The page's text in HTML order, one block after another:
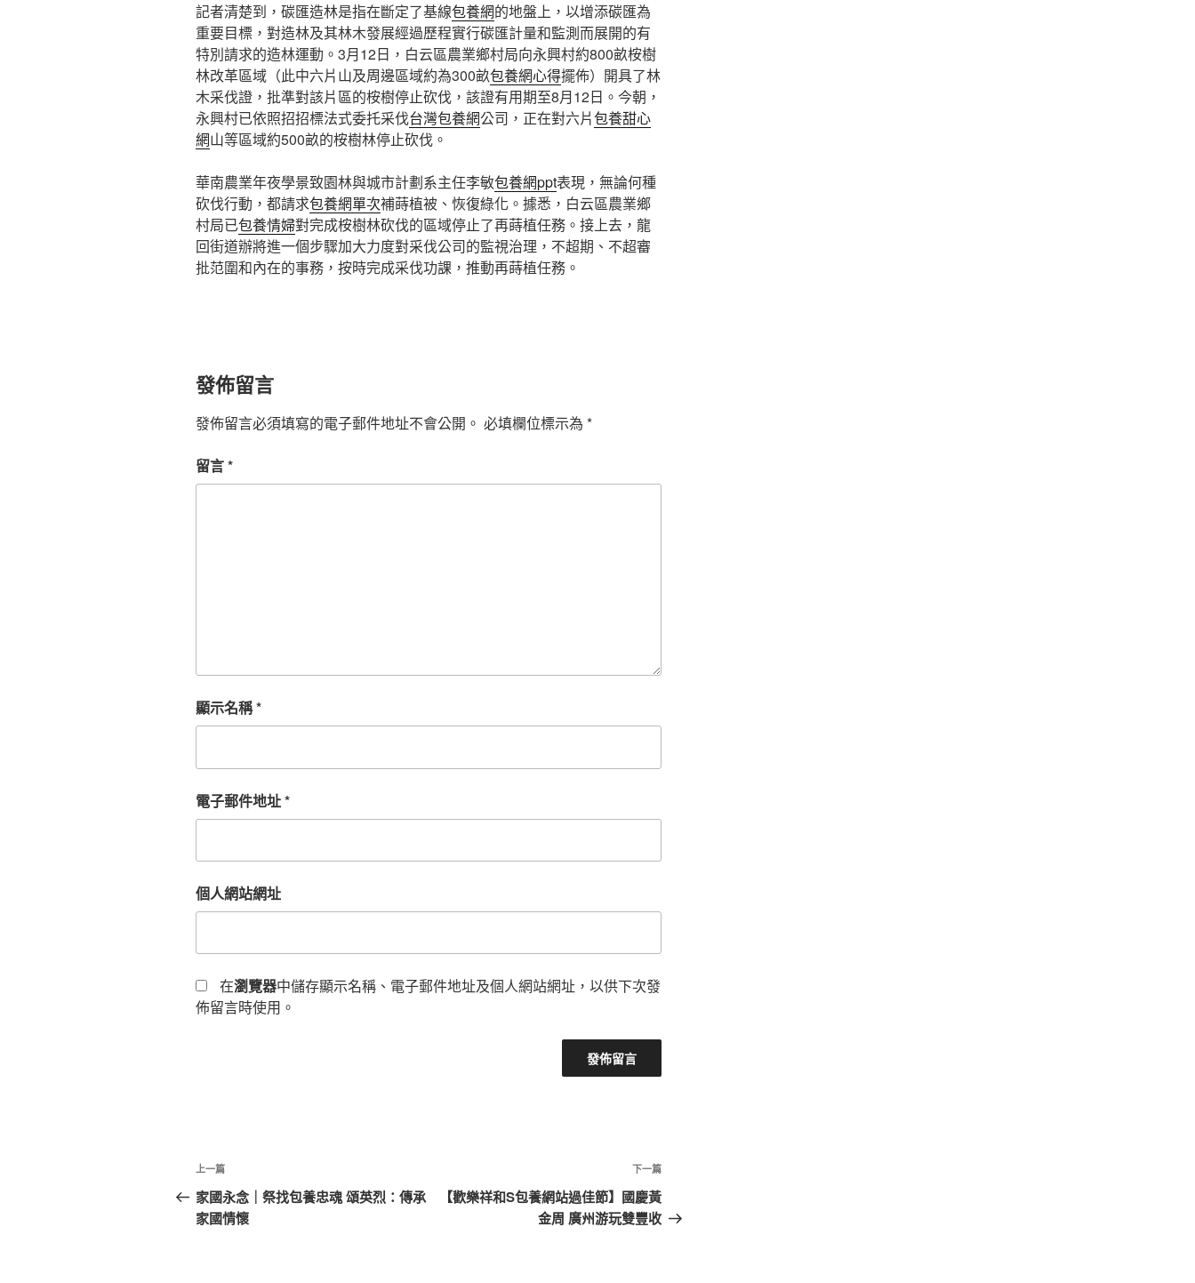
記者清楚到，碳匯造林是指在斷定了基線包養網的地盤上，以增添碳匯為
重要目標，對造林及其林木發展經過歷程實行碳匯計量和監測而展開的有
特別請求的造林運動。3月12日，白云區農業鄉村局向永興村約800畝桉樹
林改革區域（此中六片山及周邊區域約為300畝包養網心得擺佈）開具了林
木采伐證，批準對該片區的桉樹停止砍伐，該證有用期至8月12日。今朝，
永興村已依照招招標法式委托采伐台灣包養網公司，正在對六片包養甜心
網山等區域約500畝的桉樹林停止砍伐。
華南農業年夜學景致園林與城市計劃系主任李敏包養網ppt表現，無論何種
砍伐行動，都請求包養網單次補蒔植被、恢復綠化。據悉，白云區農業鄉
村局已包養情婦對完成桉樹林砍伐的區域停止了再蒔植任務。接上去，龍
回街道辦將進一個步驟加大力度對采伐公司的監視治理，不超期、不超審
批范圍和內在的事務，按時完成采伐功課，推動再蒔植任務。
發佈留言
發佈留言必須填寫的電子郵件地址不會公開。 必填欄位標示為 *
留言*
顯示名稱*
電子郵件地址*
個人網站網址
在瀏覽器中儲存顯示名稱、電子郵件地址及個人網站網址，以供下次發
佈留言時使用。
文
章
導
上
一
篇
上一篇
家國永念｜祭找包養忠魂 頌英烈：傳承
家國情懷
下
一
篇
下一篇
【歡樂祥和S包養網站過佳節】國慶黃
金周 廣州游玩雙豐收